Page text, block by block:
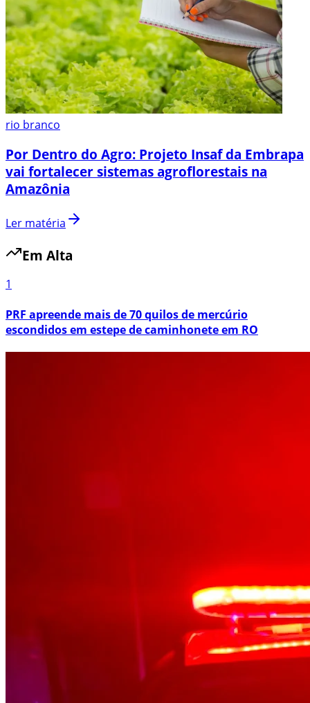
rio branco
Por Dentro do Agro: Projeto Insaf da Embrapa
vai fortalecer sistemas agroflorestais na
Amazônia
Ler matéria
Em Alta
1
PRF apreende mais de 70 quilos de mercúrio
escondidos em estepe de caminhonete em RO